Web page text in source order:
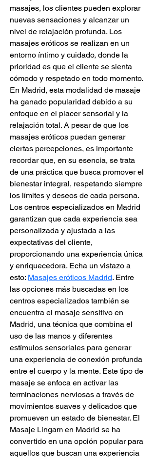
masajes, los clientes pueden explorar
nuevas sensaciones y alcanzar un
nivel de relajación profunda. Los
masajes eróticos se realizan en un
entorno íntimo y cuidado, donde la
prioridad es que el cliente se sienta
cómodo y respetado en todo momento.
En Madrid, esta modalidad de masaje
ha ganado popularidad debido a su
enfoque en el placer sensorial y la
relajación total. A pesar de que los
masajes eróticos puedan generar
ciertas percepciones, es importante
recordar que, en su esencia, se trata
de una práctica que busca promover el
bienestar integral, respetando siempre
los límites y deseos de cada persona.
Los centros especializados en Madrid
garantizan que cada experiencia sea
personalizada y ajustada a las
expectativas del cliente,
proporcionando una experiencia única
y enriquecedora. Echa un vistazo a
esto: Masajes eróticos Madrid. Entre
las opciones más buscadas en los
centros especializados también se
encuentra el masaje sensitivo en
Madrid, una técnica que combina el
uso de las manos y diferentes
estímulos sensoriales para generar
una experiencia de conexión profunda
entre el cuerpo y la mente. Este tipo de
masaje se enfoca en activar las
terminaciones nerviosas a través de
movimientos suaves y delicados que
promueven un estado de bienestar. El
Masaje Lingam en Madrid se ha
convertido en una opción popular para
aquellos que buscan una experiencia